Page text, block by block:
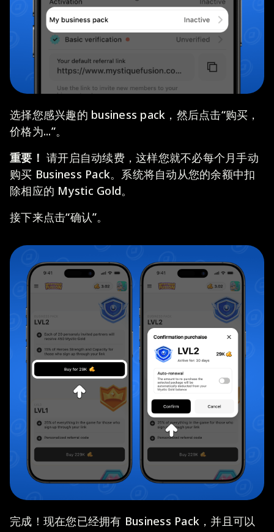
选择您感兴趣的 business pack，然后点击“购买，
价格为...”。
重要！ 请开启自动续费，这样您就不必每个月手动
购买 Business Pack。系统将自动从您的余额中扣
除相应的 Mystic Gold。
接下来点击“确认”。
完成！现在您已经拥有 Business Pack，并且可以